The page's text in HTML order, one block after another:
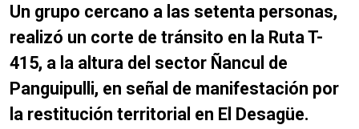
Un grupo cercano a las setenta personas,
realizó un corte de tránsito en la Ruta T-
415, a la altura del sector Ñancul de
Panguipulli, en señal de manifestación por
la restitución territorial en El Desagüe.